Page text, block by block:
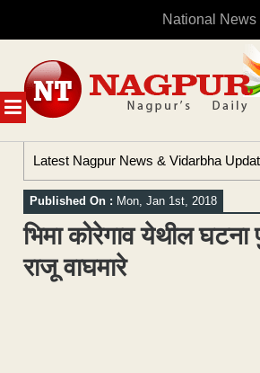
National News
MENU
content
Latest Nagpur News & Vidarbha
Published On : Mon, Jan 1st, 2018
भिमा कोरेगाव येथील घटना
राजू वाघमारे